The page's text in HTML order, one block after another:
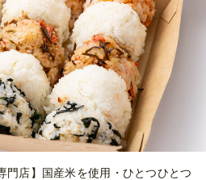
門店】国産米を使用・ひとつひとつ